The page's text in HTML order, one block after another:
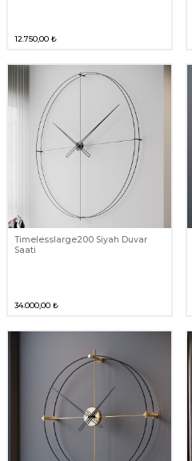
12.750,00 ₺
Timelesslarge200 Siyah Duvar
Saati
34.000,00 ₺